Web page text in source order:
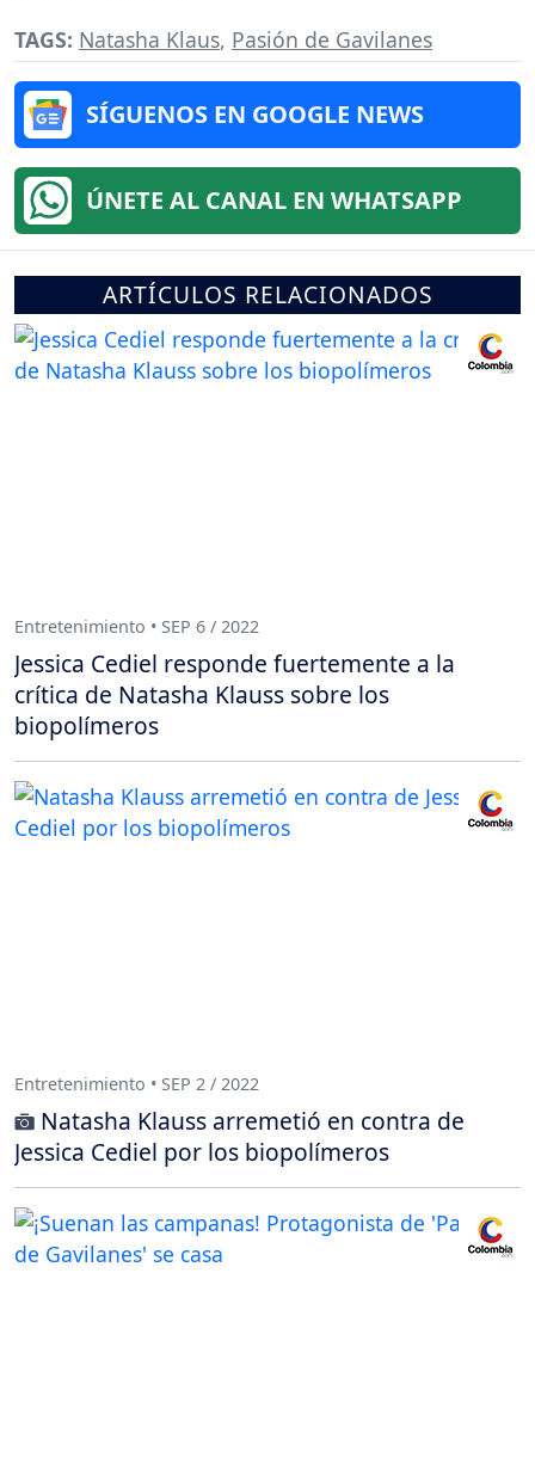
TAGS: Natasha Klaus, Pasión de Gavilanes
SÍGUENOS EN GOOGLE NEWS
ÚNETE AL CANAL EN WHATSAPP
ARTÍCULOS RELACIONADOS
Entretenimiento • SEP 6 / 2022
Jessica Cediel responde fuertemente a la
crítica de Natasha Klauss sobre los
biopolímeros
Entretenimiento • SEP 2 / 2022
Natasha Klauss arremetió en contra de
Jessica Cediel por los biopolímeros